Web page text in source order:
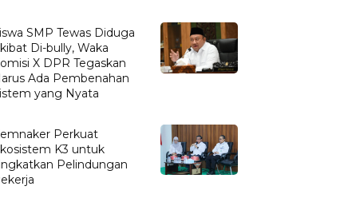
SMP Tewas Diduga
Di-bully, Waka
X DPR Tegaskan
Ada Pembenahan
yang Nyata
Perkuat
K3 untuk
Pelindungan